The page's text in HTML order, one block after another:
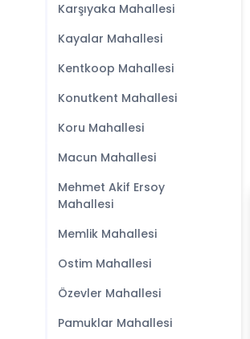
Karşıyaka Mahallesi
Kayalar Mahallesi
Kentkoop Mahallesi
Konutkent Mahallesi
Koru Mahallesi
Macun Mahallesi
Mehmet Akif Ersoy
Mahallesi
Memlik Mahallesi
Ostim Mahallesi
Özevler Mahallesi
Pamuklar Mahallesi